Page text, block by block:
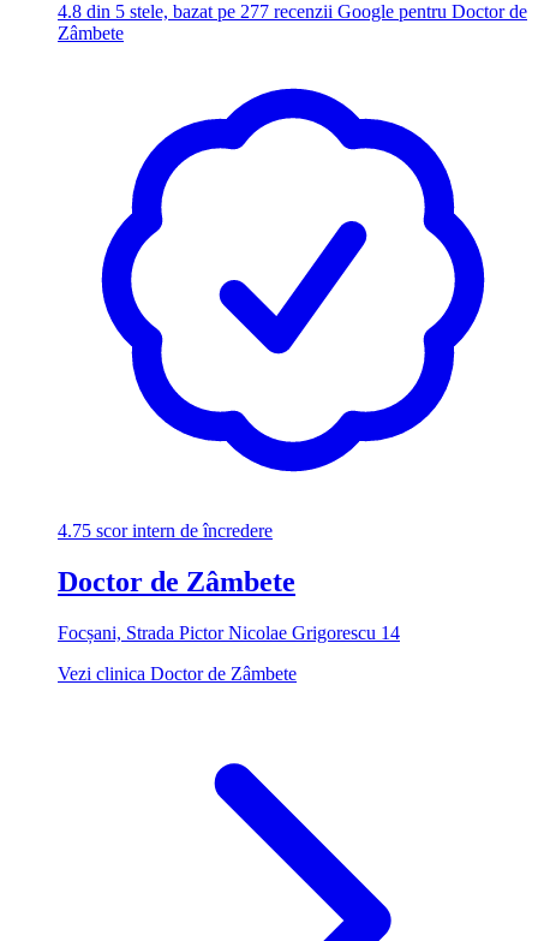
4.8 din 5 stele, bazat pe 277 recenzii Google pentru Doctor de
Zâmbete
4.75 scor intern de încredere
Doctor de Zâmbete
Focșani, Strada Pictor Nicolae Grigorescu 14
Vezi clinica Doctor de Zâmbete